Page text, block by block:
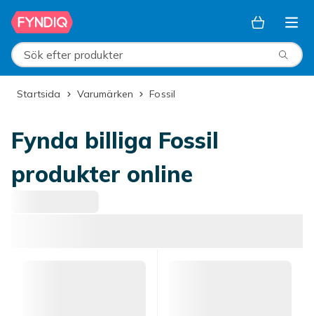
Hoppa till huvudinnehållet
Sök efter produkter
Startsida Varumärken fossil
Fynda billiga Fossil
produkter online